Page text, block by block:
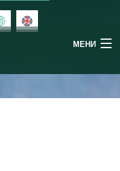
МЕНИ